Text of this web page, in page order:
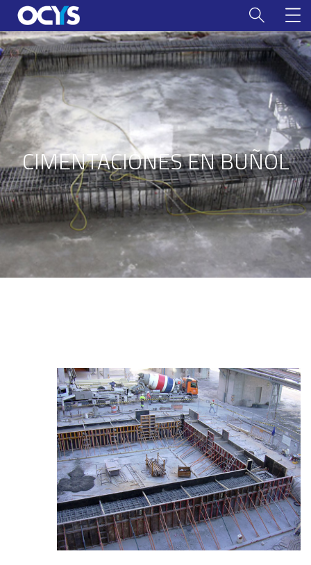
CIMENTACIONES EN BUÑOL